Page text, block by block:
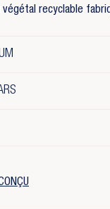
végétal recyclable